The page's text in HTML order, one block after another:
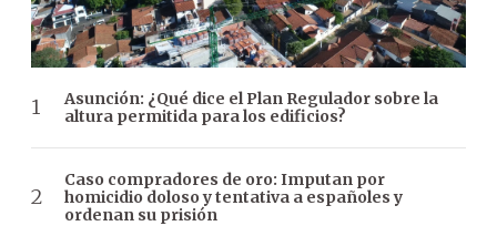
Asunción: ¿Qué dice el Plan Regulador sobre la
altura permitida para los edificios?
Caso compradores de oro: Imputan por
homicidio doloso y tentativa a españoles y
ordenan su prisión